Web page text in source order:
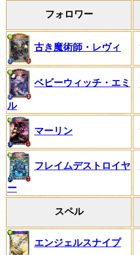
フォロワー
古き魔術師・レヴィ
ベビーウィッチ・エミ
ル
マーリン
フレイムデストロイヤ
ー
スペル
エンジェルスナイプ